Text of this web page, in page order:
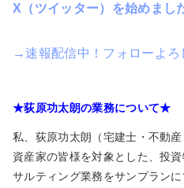
X（ツイッター）を始めまし
→速報配信中！フォローよろ
★荻原功太朗の業務について★
私、荻原功太朗（宅建士・不動
資産家の皆様を対象とした、投
サルティング業務をサンプラン